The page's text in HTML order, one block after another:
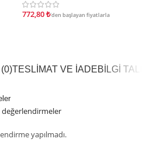
772,80₺'den başlayan fiyatlarla
TESLIMAT VE İADEBILGI
değerlendirmeler
yapılmadı.